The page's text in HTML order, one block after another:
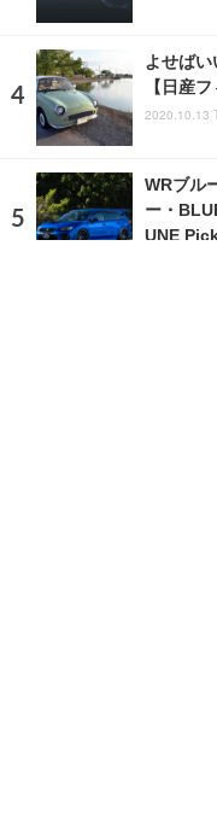
よせば
【日産
2020.10.13
WRブル
ー・
UNE